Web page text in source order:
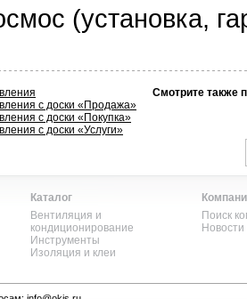
(установка,
с доски «Продажа»
с доски «Покупка»
с доски «Услуги»
Смотрите также
Каталог
Вентиляция и
кондиционирование
Инструменты
Изоляция и клеи
Поиск